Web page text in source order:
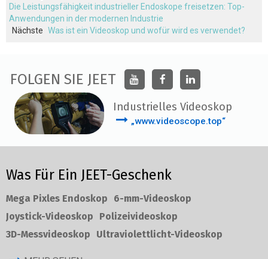
Die Leistungsfähigkeit industrieller Endoskope freisetzen: Top-
Anwendungen in der modernen Industrie
Nächste Was ist ein Videoskop und wofür wird es verwendet?
FOLGEN SIE JEET
Industrielles Videoskop
„www.videoscope.top“
Was Für Ein JEET-Geschenk
Mega Pixles Endoskop
6-mm-Videoskop
Joystick-Videoskop
Polizeivideoskop
3D-Messvideoskop
Ultraviolettlicht-Videoskop